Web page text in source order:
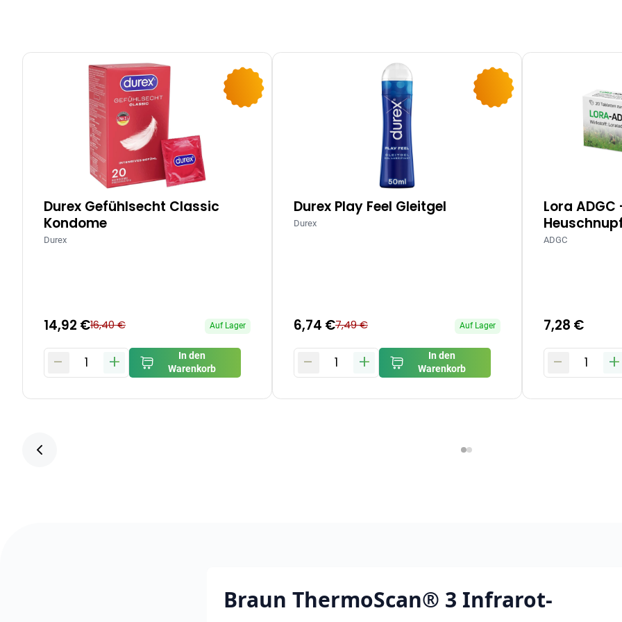
Durex Gefühlsecht Classic
Kondome
Durex
14,92 €16,40 € Auf Lager
- 1 +
In den
Warenkorb
Durex Play Feel Gleitgel
Durex
6,74 €7,49 € Auf Lager
- 1 +
In den
Warenkorb
Lora ADGC
ADGC
7,28 €
- 1 +
Braun ThermoScan® 3 Infrarot-